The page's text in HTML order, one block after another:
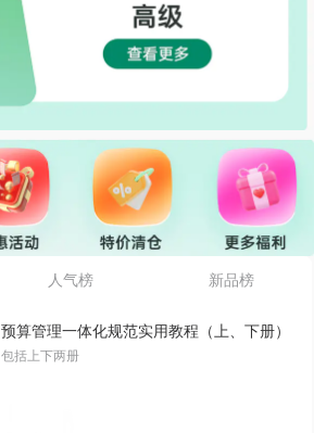
人气榜 新品榜
预算管理一体化规范实用教程（上、下册）
包括上下两册